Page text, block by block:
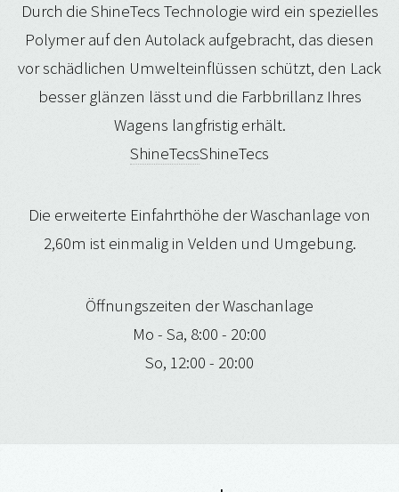
Durch die ShineTecs Technologie wird ein spezielles
Polymer auf den Autolack aufgebracht, das diesen
vor schädlichen Umwelteinflüssen schützt, den Lack
besser glänzen lässt und die Farbbrillanz Ihres
Wagens langfristig erhält.
ShineTecsShineTecs
Die erweiterte Einfahrthöhe der Waschanlage von
2,60m ist einmalig in Velden und Umgebung.
Öffnungszeiten der Waschanlage
Mo - Sa, 8:00 - 20:00
So, 12:00 - 20:00